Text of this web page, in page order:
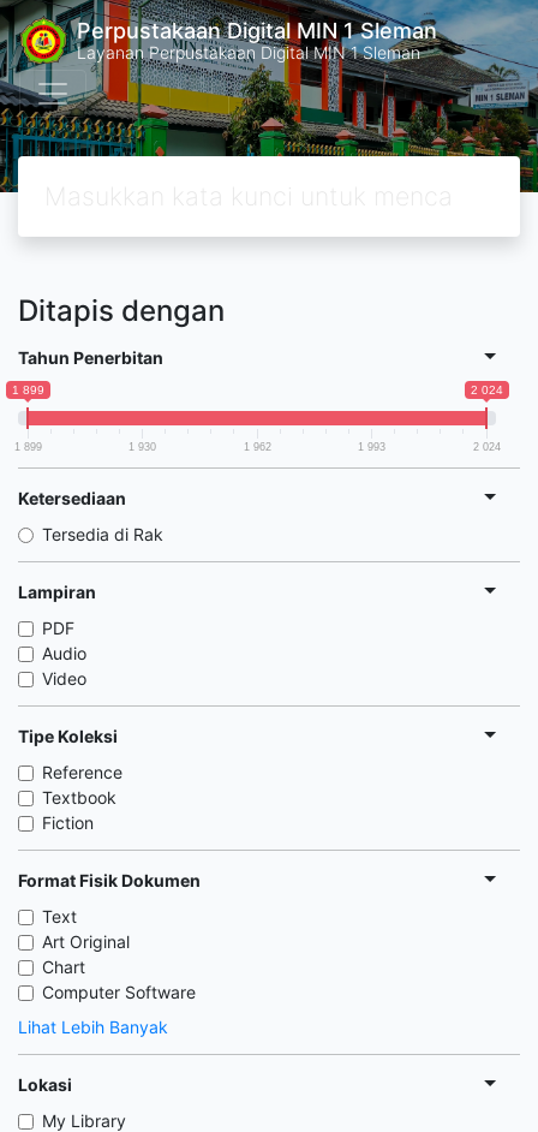
Perpustakaan Digital MIN 1 Sleman
Layanan Perpustakaan Digital MIN 1 Sleman
Ditapis dengan
Tahun Penerbitan
1 899 2 024
1 899 1 930 1 962 1 993 2 024
Ketersediaan
Tersedia di Rak
Lampiran
PDF
Audio
Video
Tipe Koleksi
Reference
Textbook
Fiction
Format Fisik Dokumen
Text
Art Original
Chart
Computer Software
Lihat Lebih Banyak
Lokasi
My Library